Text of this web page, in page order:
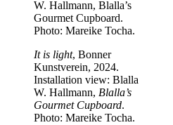
It is light, Bonner
Kunstverein, 2024.
Installation view: Blalla
W. Hallmann, Blalla’s
Gourmet Cupboard.
Photo: Mareike Tocha.